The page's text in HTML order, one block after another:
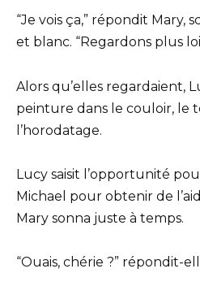
“Je vois ça,” répondit Mary,
et blanc. “Regardons plus
Alors qu’elles regardaient,
peinture dans le couloir, le
l’horodatage.
Lucy saisit l’opportunité
Michael pour obtenir de
Mary sonna juste à temps.
“Ouais, chérie ?” répondit-